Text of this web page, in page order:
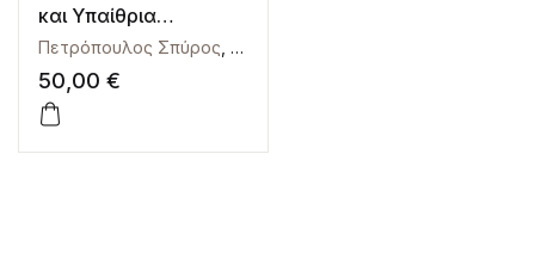
και Υπαίθρια
Καλλιέργεια
Λαχανικών
Πετρόπουλος Σπύρος Χα Ιμπραχίμ Αβραάμ
50,00 €